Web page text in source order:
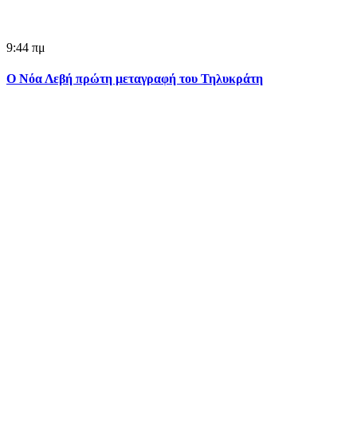
9:44 πμ
Ο Νόα Λεβή πρώτη μεταγραφή του Τηλυκράτη